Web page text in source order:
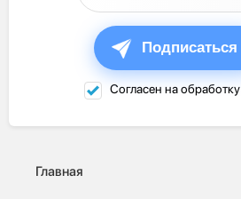
Подписаться
Согласен на обработку
Главная